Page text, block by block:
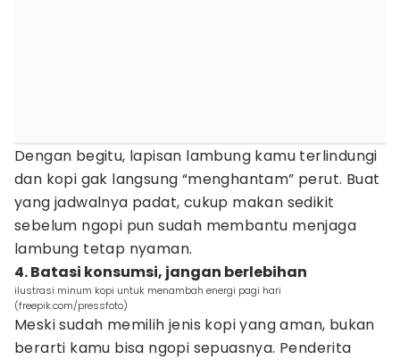
Dengan begitu, lapisan lambung kamu terlindungi
dan kopi gak langsung “menghantam” perut. Buat
yang jadwalnya padat, cukup makan sedikit
sebelum ngopi pun sudah membantu menjaga
lambung tetap nyaman.
4. Batasi konsumsi, jangan berlebihan
ilustrasi minum kopi untuk menambah energi pagi hari
(freepik.com/pressfoto)
Meski sudah memilih jenis kopi yang aman, bukan
berarti kamu bisa ngopi sepuasnya. Penderita